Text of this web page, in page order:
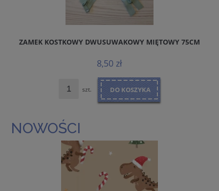
ZAMEK KOSTKOWY DWUSUWAKOWY MIĘTOWY 75CM
8,50 zł
szt. DO KOSZYKA
NOWOŚCI